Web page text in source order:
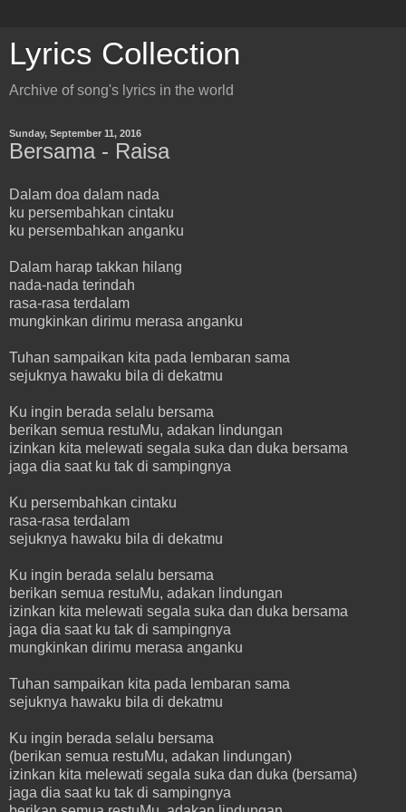
Lyrics Collection
Archive of song's lyrics in the world
Sunday, September 11, 2016
Bersama - Raisa
Dalam doa dalam nada
ku persembahkan cintaku
ku persembahkan anganku
Dalam harap takkan hilang
nada-nada terindah
rasa-rasa terdalam
mungkinkan dirimu merasa anganku
Tuhan sampaikan kita pada lembaran sama
sejuknya hawaku bila di dekatmu
Ku ingin berada selalu bersama
berikan semua restuMu, adakan lindungan
izinkan kita melewati segala suka dan duka bersama
jaga dia saat ku tak di sampingnya
Ku persembahkan cintaku
rasa-rasa terdalam
sejuknya hawaku bila di dekatmu
Ku ingin berada selalu bersama
berikan semua restuMu, adakan lindungan
izinkan kita melewati segala suka dan duka bersama
jaga dia saat ku tak di sampingnya
mungkinkan dirimu merasa anganku
Tuhan sampaikan kita pada lembaran sama
sejuknya hawaku bila di dekatmu
Ku ingin berada selalu bersama
(berikan semua restuMu, adakan lindungan)
izinkan kita melewati segala suka dan duka (bersama)
jaga dia saat ku tak di sampingnya